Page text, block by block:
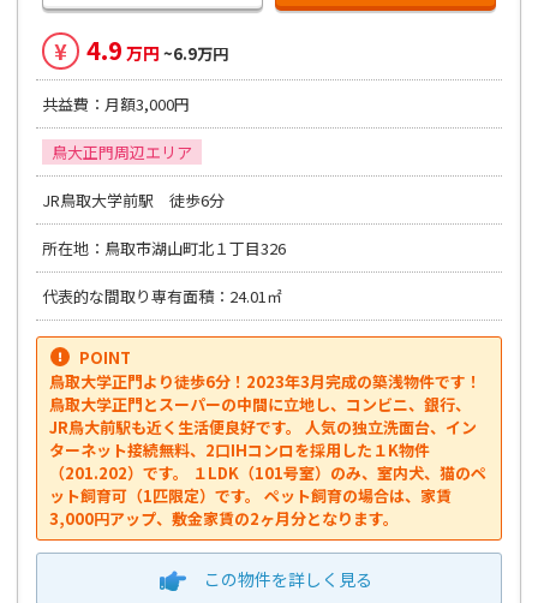
¥ 4.9 万円 ~6.9万円
共益費：月額3,000円
鳥大正門周辺エリア
JR鳥取大学前駅 徒歩6分
所在地：鳥取市湖山町北１丁目326
代表的な間取り専有面積：24.01㎡
POINT
鳥取大学正門より徒歩6分！2023年3月完成の築浅物件です！
鳥取大学正門とスーパーの中間に立地し、コンビニ、銀行、
JR鳥大前駅も近く生活便良好です。 人気の独立洗面台、イン
ターネット接続無料、2口IHコンロを採用した１K物件
（201.202）です。 １LDK（101号室）のみ、室内犬、猫のペ
ット飼育可（1匹限定）です。 ペット飼育の場合は、家賃
3,000円アップ、敷金家賃の2ヶ月分となります。
この物件を詳しく見る